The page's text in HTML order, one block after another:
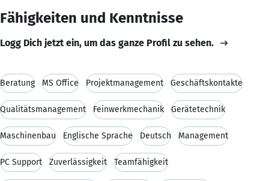
Fähigkeiten und Kenntnisse
Logg Dich jetzt ein, um das ganze Profil zu sehen.
Beratung MS Office Projektmanagement Geschäftskontakte
Qualitätsmanagement Feinwerkmechanik Gerätetechnik
Maschinenbau Englische Sprache Deutsch Management
PC Support Zuverlässigkeit Teamfähigkeit